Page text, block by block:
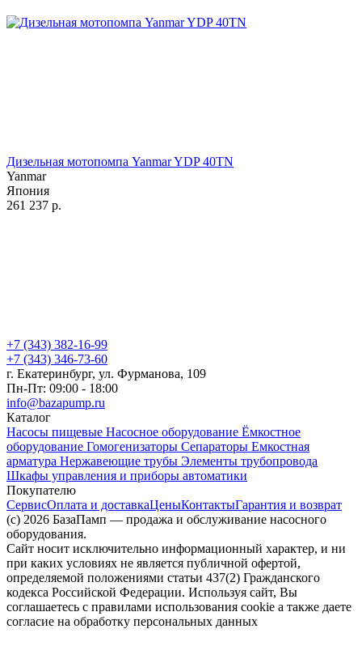
Дизельная мотопомпа Yanmar YDP 40TN
Yanmar
Япония
261 237 р.
+7 (343) 382-16-99
+7 (343) 346-73-‬60
г. Екатеринбург, ул. Фурманова, 109
Пн-Пт: 09:00 - 18:00
info@bazapump.ru
Каталог
Насосы пищевые Насосное оборудование Ёмкостное
оборудование Гомогенизаторы Сепараторы Емкостная
арматура Нержавеющие трубы Элементы трубопровода
Шкафы управления и приборы автоматики
Покупателю
СервисОплата и доставкаЦеныКонтактыГарантия и возврат
(c) 2026 БазаПамп — продажа и обслуживание насосного
оборудования.
Сайт носит исключительно информационный характер, и ни
при каких условиях не является публичной офертой,
определяемой положениями статьи 437(2) Гражданского
кодекса Российской Федерации. Используя сайт, Вы
соглашаетесь с правилами использования cookie а также даете
согласие на обработку персональных данных